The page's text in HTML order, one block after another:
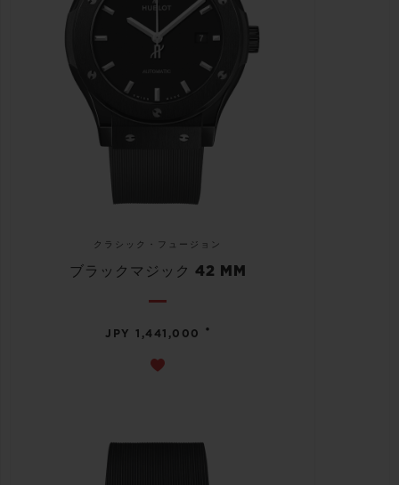
クラシック・フュージョン
ブラックマジック 42 MM
JPY 1,441,000 •